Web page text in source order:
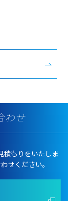
わせ
積もりをいたしま
せください。